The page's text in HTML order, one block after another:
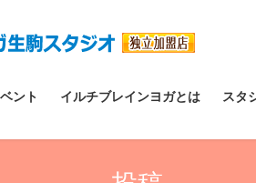
ント イルチブレインヨガとは スタ